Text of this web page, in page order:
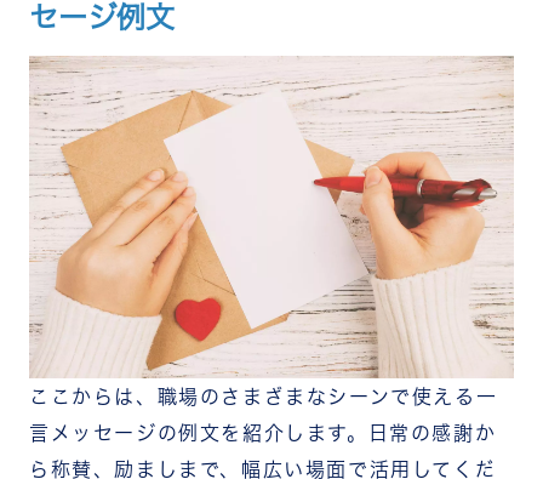
セージ例文
ここからは、職場のさまざまなシーンで使える一
言メッセージの例文を紹介します。日常の感謝か
ら称賛、励ましまで、幅広い場面で活用してくだ